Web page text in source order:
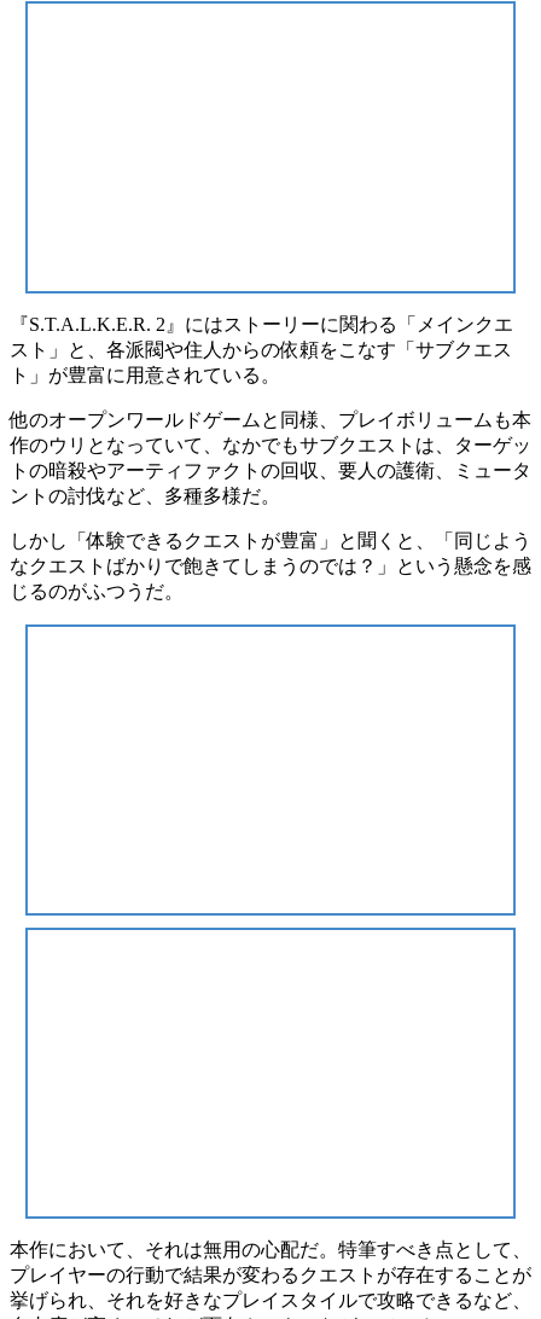
『S.T.A.L.K.E.R. 2』にはストーリーに関わる「メインクエ
スト」と、各派閥や住人からの依頼をこなす「サブクエス
ト」が豊富に用意されている。
他のオープンワールドゲームと同様、 プレイボリュームも本
作のウリ となっていて、なかでもサブクエストは、ターゲッ
トの暗殺やアーティファクトの回収、要人の護衛、ミュータ
ントの討伐など、多種多様だ。
しかし「体験できるクエストが豊富」と聞くと、「同じよう
なクエストばかりで飽きてしまうのでは？」という懸念を感
じるのがふつうだ。
本作において、それは無用の心配だ。特筆すべき点として、
プレイヤーの行動で結果が変わる クエストが存在することが
挙げられ、それを好きなプレイスタイルで攻略できるなど、